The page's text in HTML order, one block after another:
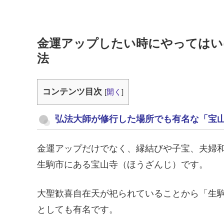
金運アップしたい時にやっては
法
コンテンツ目次 [開く ]
弘法大師が修行した場所でも有名な「宝
金運アップだけでなく、縁結びや子宝、夫婦
生駒市にある宝山寺（ほうざんじ）です。
大聖歓喜自在天が祀られていることから「生
としても有名です。